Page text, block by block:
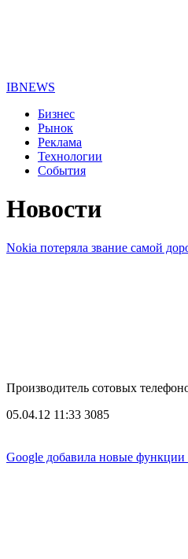
IBNEWS
Бизнес
Рынок
Реклама
Технологии
События
Новости
Nokia потеряла звание самой
Производитель сотовых
05.04.12 11:33 3085
Google добавила новые функции